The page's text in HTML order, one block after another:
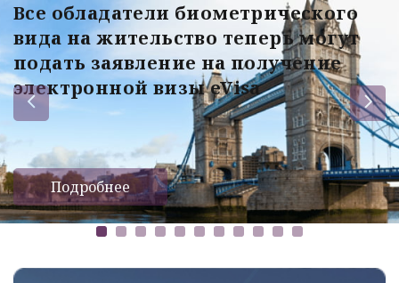
Все обладатели биометрического
вида на жительство теперь могут
подать заявление на получение
электронной визы eVisa
Подробнее